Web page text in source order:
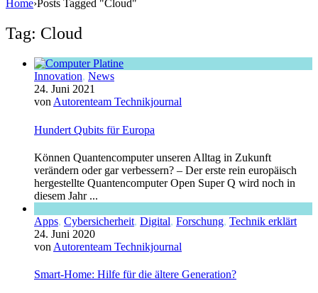
Home›Posts Tagged "Cloud"
Tag: Cloud
Innovation, News
24. Juni 2021
von Autorenteam Technikjournal
Hundert Qubits für Europa
Können Quantencomputer unseren Alltag in Zukunft
verändern oder gar verbessern? – Der erste rein europäisch
hergestellte Quantencomputer Open Super Q wird noch in
diesem Jahr ...
Apps, Cybersicherheit, Digital, Forschung, Technik erklärt
24. Juni 2020
von Autorenteam Technikjournal
Smart-Home: Hilfe für die ältere Generation?